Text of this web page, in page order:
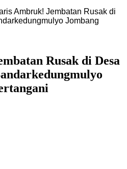
Ambruk! Jembatan Rusak di
Jombang
Rusak di Desa